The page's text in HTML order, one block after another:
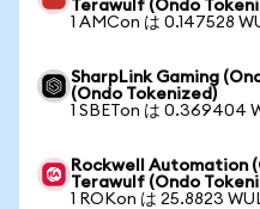
Terawulf (Ondo
1 AMCon は 0.147528
SharpLink Gaming
(Ondo Tokenized)
1 SBETon は 0.369404
Rockwell Automation
Terawulf (Ondo
1 ROKon は 25.8823